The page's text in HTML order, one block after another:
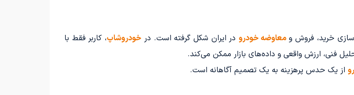
خرید، فروش ومعاوضه خودرودر ایران شکل گرفته است. در خودروشاپ، کاربر فقط با
فنی، ارزش واقعی و داده‌های بازار ممکن می‌کند.
از یک حدس پرهزینه به یک تصمیم آگاهانه است.